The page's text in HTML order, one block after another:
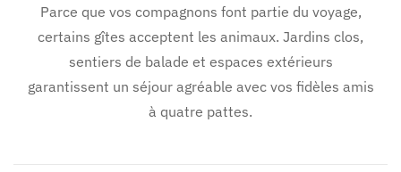
Parce que vos compagnons font partie du voyage,
certains gîtes acceptent les animaux. Jardins clos,
sentiers de balade et espaces extérieurs
garantissent un séjour agréable avec vos fidèles amis
à quatre pattes.